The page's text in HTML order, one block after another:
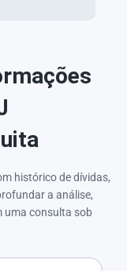
histórico de dívidas,
a análise,
uma consulta sob